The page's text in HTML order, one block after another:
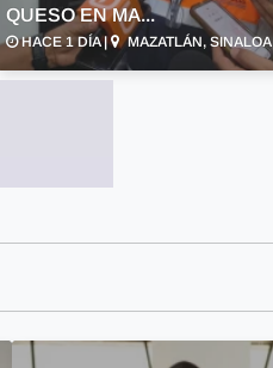
QUESO EN MA...
HACE 1 DÍA | MAZATLÁN, SINALOA